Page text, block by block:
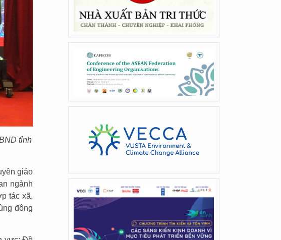
tỉnh
giáo
ngành
tác xã,
đông